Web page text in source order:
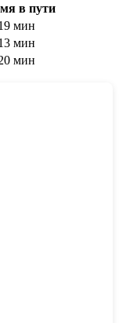
в пути
мин
мин
мин